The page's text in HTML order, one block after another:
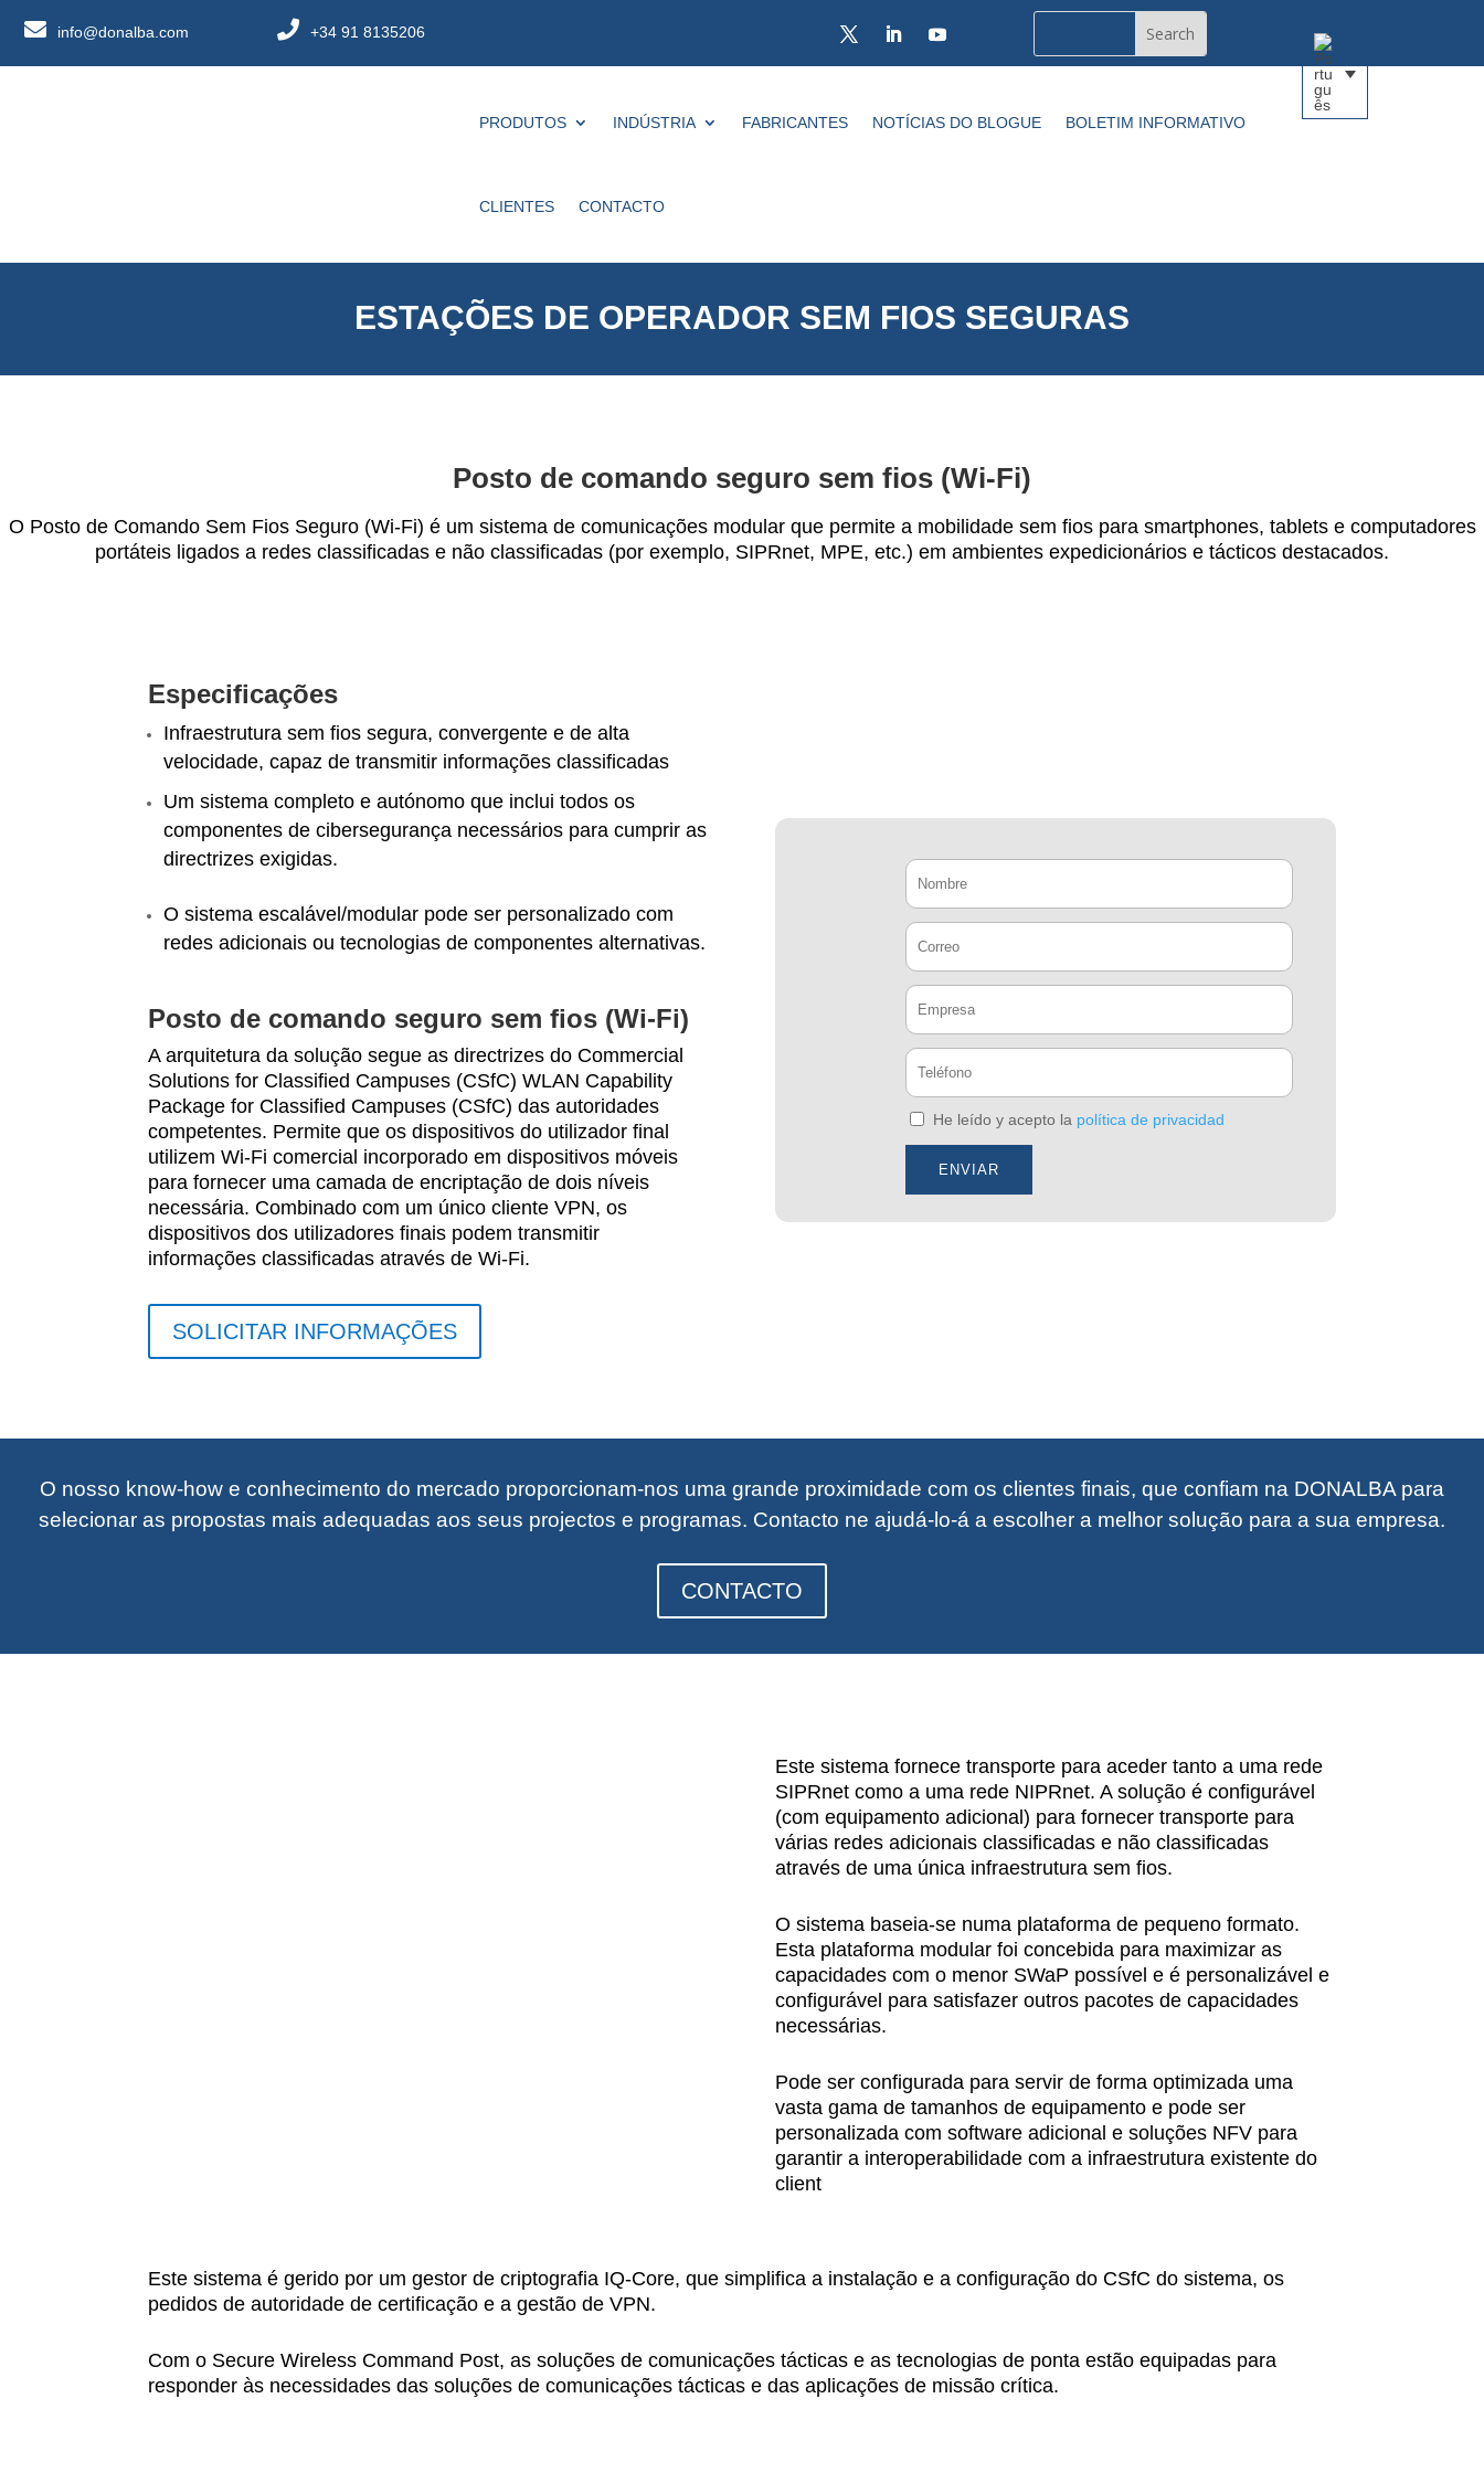
info@donalba.com +34 91 8135206
PRODUTOS INDÚSTRIA FABRICANTES NOTÍCIAS DO BLOGUE BOLETIM INFORMATIVO
CLIENTES CONTACTO
ESTAÇÕES DE OPERADOR SEM FIOS SEGURAS
Posto de comando seguro sem fios (Wi-Fi)
O Posto de Comando Sem Fios Seguro (Wi-Fi) é um sistema de comunicações modular que permite a mobilidade sem fios para smartphones, tablets e computadores
portáteis ligados a redes classificadas e não classificadas (por exemplo, SIPRnet, MPE, etc.) em ambientes expedicionários e tácticos destacados.
Especificações
Infraestrutura sem fios segura, convergente e de alta
velocidade, capaz de transmitir informações classificadas
Um sistema completo e autónomo que inclui todos os
componentes de cibersegurança necessários para cumprir as
directrizes exigidas.
O sistema escalável/modular pode ser personalizado com
redes adicionais ou tecnologias de componentes alternativas.
Posto de comando seguro sem fios (Wi-Fi)
A arquitetura da solução segue as directrizes do Commercial
Solutions for Classified Campuses (CSfC) WLAN Capability
Package for Classified Campuses (CSfC) das autoridades
competentes. Permite que os dispositivos do utilizador final
utilizem Wi-Fi comercial incorporado em dispositivos móveis
para fornecer uma camada de encriptação de dois níveis
necessária. Combinado com um único cliente VPN, os
dispositivos dos utilizadores finais podem transmitir
informações classificadas através de Wi-Fi.
SOLICITAR INFORMAÇÕES
He leído y acepto la política de privacidad
O nosso know-how e conhecimento do mercado proporcionam-nos uma grande proximidade com os clientes finais, que confiam na DONALBA para
selecionar as propostas mais adequadas aos seus projectos e programas. Contacto ne ajudá-lo-á a escolher a melhor solução para a sua empresa.
CONTACTO
Este sistema fornece transporte para aceder tanto a uma rede
SIPRnet como a uma rede NIPRnet. A solução é configurável
(com equipamento adicional) para fornecer transporte para
várias redes adicionais classificadas e não classificadas
através de uma única infraestrutura sem fios.
O sistema baseia-se numa plataforma de pequeno formato.
Esta plataforma modular foi concebida para maximizar as
capacidades com o menor SWaP possível e é personalizável e
configurável para satisfazer outros pacotes de capacidades
necessárias.
Pode ser configurada para servir de forma optimizada uma
vasta gama de tamanhos de equipamento e pode ser
personalizada com software adicional e soluções NFV para
garantir a interoperabilidade com a infraestrutura existente do
client
Este sistema é gerido por um gestor de criptografia IQ-Core, que simplifica a instalação e a configuração do CSfC do sistema, os
pedidos de autoridade de certificação e a gestão de VPN.
Com o Secure Wireless Command Post, as soluções de comunicações tácticas e as tecnologias de ponta estão equipadas para
responder às necessidades das soluções de comunicações tácticas e das aplicações de missão crítica.